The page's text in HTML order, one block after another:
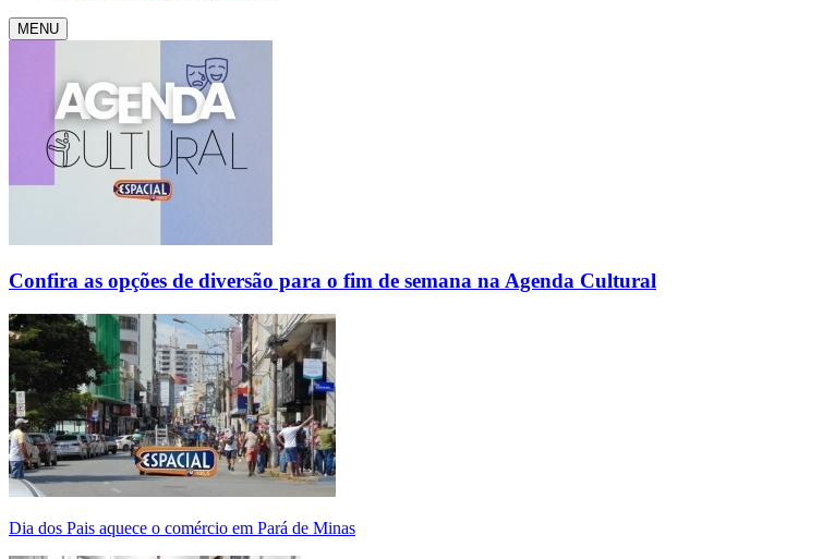
MENU
Confira as opções de diversão para o fim de semana na Agenda Cultural
Dia dos Pais aquece o comércio em Pará de Minas